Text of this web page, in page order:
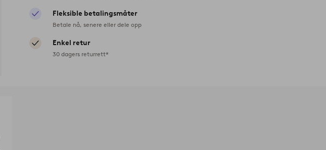
Fleksible betalingsmåter
Betale nå, senere eller dele opp
Enkel retur
30 dagers returrett*